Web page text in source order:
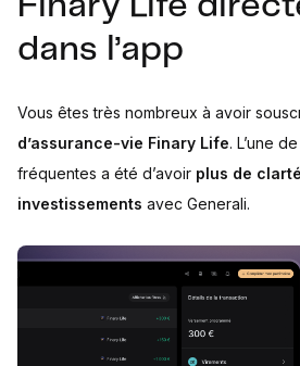
Finary Life
dans l’app
Vous êtes très nombreux à avoir
d’assurance-vie Finary Life. L’une
fréquentes a été d’avoir plus de
investissements avec Generali.